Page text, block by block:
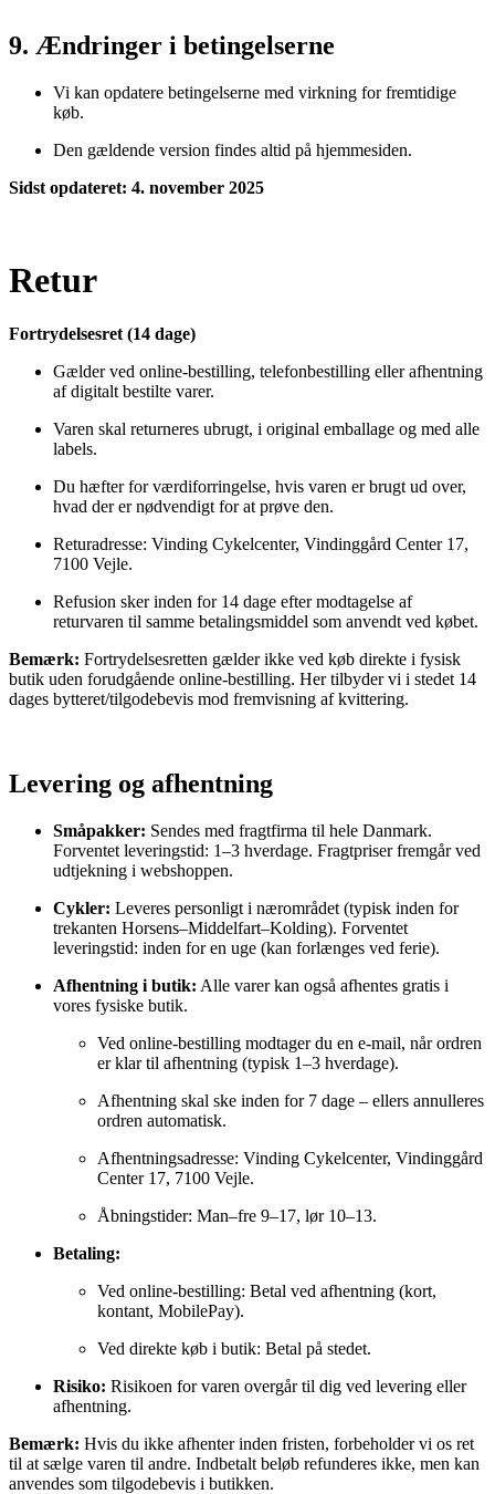
9. Ændringer i betingelserne
Vi kan opdatere betingelserne med virkning for fremtidige
køb.
Den gældende version findes altid på hjemmesiden.
Sidst opdateret: 4. november 2025
Retur
Fortrydelsesret (14 dage)
Gælder ved online-bestilling, telefonbestilling eller afhentning
af digitalt bestilte varer.
Varen skal returneres ubrugt, i original emballage og med alle
labels.
Du hæfter for værdiforringelse, hvis varen er brugt ud over,
hvad der er nødvendigt for at prøve den.
Returadresse: Vinding Cykelcenter, Vindinggård Center 17,
7100 Vejle.
Refusion sker inden for 14 dage efter modtagelse af
returvaren til samme betalingsmiddel som anvendt ved købet.
Bemærk: Fortrydelsesretten gælder ikke ved køb direkte i fysisk
butik uden forudgående online-bestilling. Her tilbyder vi i stedet 14
dages bytteret/tilgodebevis mod fremvisning af kvittering.
Levering og afhentning
Småpakker: Sendes med fragtfirma til hele Danmark.
Forventet leveringstid: 1–3 hverdage. Fragtpriser fremgår ved
udtjekning i webshoppen.
Cykler: Leveres personligt i nærområdet (typisk inden for
trekanten Horsens–Middelfart–Kolding). Forventet
leveringstid: inden for en uge (kan forlænges ved ferie).
Afhentning i butik: Alle varer kan også afhentes gratis i
vores fysiske butik.
Ved online-bestilling modtager du en e-mail, når ordren
er klar til afhentning (typisk 1–3 hverdage).
Afhentning skal ske inden for 7 dage – ellers annulleres
ordren automatisk.
Afhentningsadresse: Vinding Cykelcenter, Vindinggård
Center 17, 7100 Vejle.
Åbningstider: Man–fre 9–17, lør 10–13.
Betaling:
Ved online-bestilling: Betal ved afhentning (kort,
kontant, MobilePay).
Ved direkte køb i butik: Betal på stedet.
Risiko: Risikoen for varen overgår til dig ved levering eller
afhentning.
Bemærk: Hvis du ikke afhenter inden fristen, forbeholder vi os ret
til at sælge varen til andre. Indbetalt beløb refunderes ikke, men kan
anvendes som tilgodebevis i butikken.